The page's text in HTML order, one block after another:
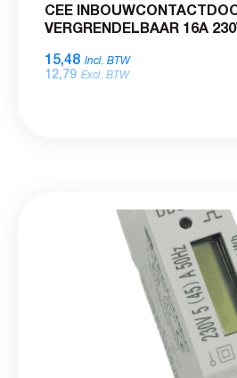
CEE
VERGRENDELBAAR 16A
15,48 Incl. BTW
12,79 Excl. BTW